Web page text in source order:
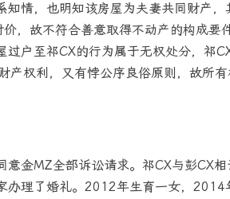
知情，也明知该房屋为夫妻共同财产
价，故不符合善意取得不动产的构成要
过户至祁CX的行为属于无权处分，祁
产权利，又有悖公序良俗原则，故所
意金MZ全部诉讼请求。祁CX与彭CX
办理了婚礼。2012年生育一女，2014